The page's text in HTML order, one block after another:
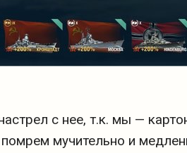
с нее, т.к. мы —
мучительно и